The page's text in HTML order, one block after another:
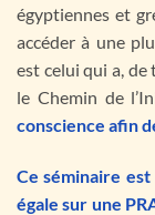
égyptiennes et
accéder à une
est celui qui a, de
le Chemin de
conscience afin
Ce séminaire
égale sur une